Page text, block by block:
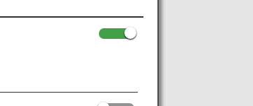
oder an einem